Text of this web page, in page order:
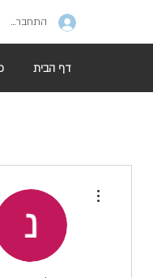
התחברות
דף הבית